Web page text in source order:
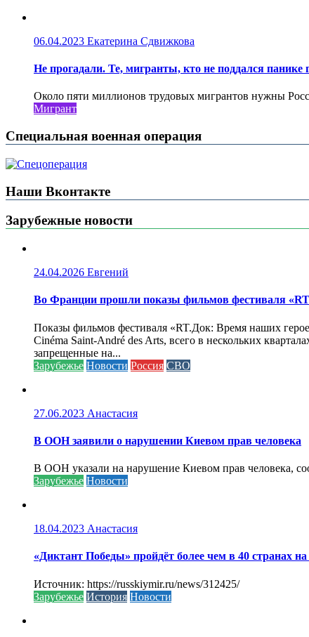
06.04.2023 Екатерина Сдвижкова
Не прогадали. Те, мигранты, кто не поддался панике
Около пяти миллионов трудовых мигрантов нужны
Мигрант
Специальная военная операция
Наши Вконтакте
Зарубежные новости
24.04.2026 Евгений
Во Франции прошли показы фильмов фестиваля
Показы фильмов фестиваля «RT.Док: Время наших
Cinéma Saint-André des Arts, всего в нескольких
запрещенные на...
Зарубежье Новости Россия СВО
27.06.2023 Анастасия
В ООН заявили о нарушении Киевом прав человека
В ООН указали на нарушение Киевом прав человека,
Зарубежье Новости
18.04.2023 Анастасия
«Диктант Победы» пройдёт более чем в 40 странах
Источник: https://russkiymir.ru/news/312425/
Зарубежье История Новости